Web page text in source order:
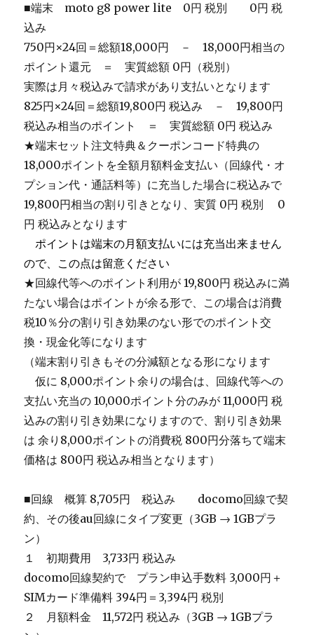
■端末 moto g8 power lite 0円 税別 0円 税
込み
750円×24回＝総額18,000円 － 18,000円相当の
ポイント還元 ＝ 実質総額 0円（税別）
実際は月々税込みで請求があり支払いとなります
825円×24回＝総額19,800円 税込み － 19,800円
税込み相当のポイント ＝ 実質総額 0円 税込み
★端末セット注文特典＆クーポンコード特典の
18,000ポイントを全額月額料金支払い（回線代・オ
プション代・通話料等）に充当した場合に税込みで
19,800円相当の割り引きとなり、実質 0円 税別 0
円 税込みとなります
＿ポイントは端末の月額支払いには充当出来ません
ので、この点は留意ください
★回線代等へのポイント利用が 19,800円 税込みに満
たない場合はポイントが余る形で、この場合は消費
税10％分の割り引き効果のない形でのポイント交
換・現金化等になります
（端末割り引きもその分減額となる形になります
＿仮に 8,000ポイント余りの場合は、回線代等への
支払い充当の 10,000ポイント分のみが 11,000円 税
込みの割り引き効果になりますので、割り引き効果
は 余り8,000ポイントの消費税 800円分落ちて端末
価格は 800円 税込み相当となります）
■回線 概算 8,705円 税込み docomo回線で契
約、その後au回線にタイプ変更（3GB → 1GBプラ
ン）
１ 初期費用 3,733円 税込み
docomo回線契約で プラン申込手数料 3,000円＋
SIMカード準備料 394円＝3,394円 税別
２ 月額料金 11,572円 税込み（3GB → 1GBプラ